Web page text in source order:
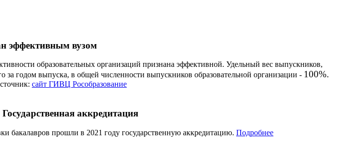
эффективным вузом
образовательных организаций признана эффективной. Удельный вес выпускников,
за годом выпуска, в общей численности выпускников образовательной организации - 100%.
сайт ГИВЦ Рособразование
Государственная аккредитация
бакалавров прошли в 2021 году государственную аккредитацию. Подробнее